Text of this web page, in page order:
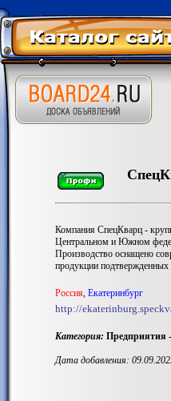
Компания СпецКварц -
Центральном и Южном
Производство оснащено
продукции
Россия, Екатеринбург
http://
Категория: Предприятия
Дата добавления: